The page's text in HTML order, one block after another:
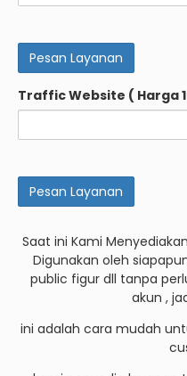
Traffic Website ( Harga
Saat ini Kami
Digunakan oleh
public figur dll tanpa
akun ,
ini adalah cara mudah